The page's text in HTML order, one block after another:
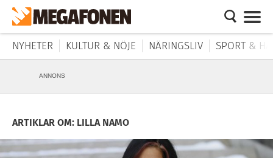
NYHETER KULTUR & NÖJE NÄRINGSLIV SPORT &
ANNONS
ARTIKLAR OM: LILLA NAMO